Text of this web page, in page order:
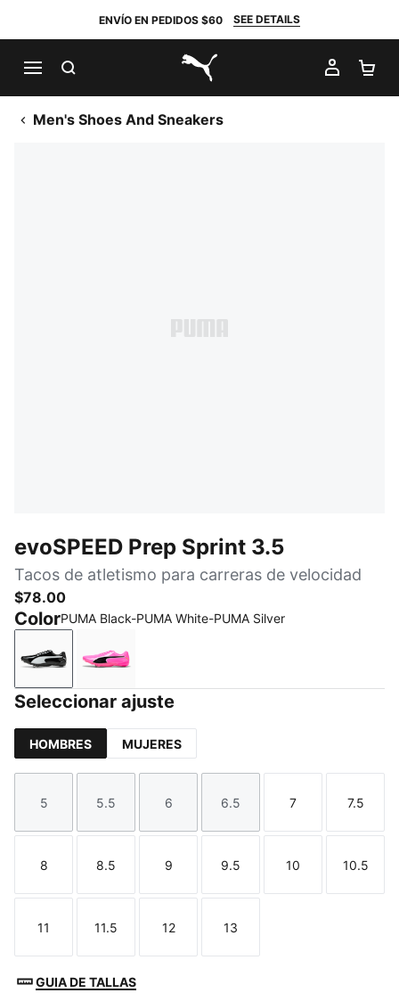
ENVÍO EN PEDIDOS $60 SEE DETAILS
PUMA.com
MI
Men's Shoes And Sneakers
evoSPEED Prep Sprint 3.5
Tacos de atletismo para carreras de velocidad
$78.00
ColorPUMA Black-PUMA White-PUMA Silver
PUMA Black-PUMA White-PUMA Silver
Poison Pink-Sun Stream-PUMA Black
Seleccionar ajuste
HOMBRES MUJERES
Talla
5
Talla
5.5
Talla
6
Talla
6.5
Talla
7
Talla
7.5
Talla
8
Talla
8.5
Talla
9
Talla
9.5
Talla
10
Talla
10.5
Talla
11
Talla
11.5
Talla
12
Talla
13
GUIA DE TALLAS